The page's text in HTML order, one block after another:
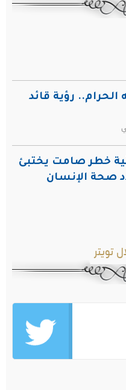
الحرام.. رؤية قائد
خطر صامت يختبئ
صحة الإنسان
تويتر